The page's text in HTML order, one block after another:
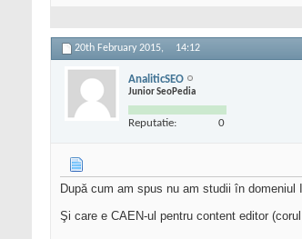
20th February 2015, 14:12
AnaliticSEO
Junior SeoPedia
Reputatie: 0
După cum am spus nu am studii în
Şi care e CAEN-ul pentru content editor